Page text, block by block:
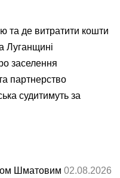
та де витратити кошти
Луганщині
заселення
партнерство
судитимуть за
Шматовим 02.08.2026